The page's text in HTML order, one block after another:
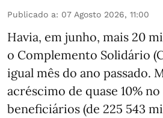
Publicado a: 07 Agosto 2026, 11:00
Havia, em junho, mais 20
o Complemento Solidário
igual mês do ano passado.
acréscimo de quase 10%
beneficiários (de 225 543